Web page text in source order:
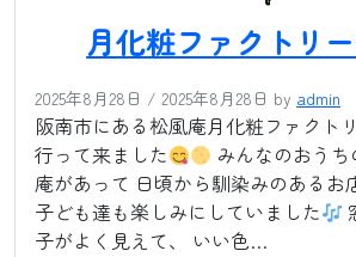
月化粧ファクトリー
2025年8月28日 / 2025年8月28日 by admin
阪南市にある松風庵月化粧ファクト
行って来ました
みんなのおう
庵があって 日頃から馴染みのあるお
子ども達も楽しみにしていました
子がよく見えて、 いい色…